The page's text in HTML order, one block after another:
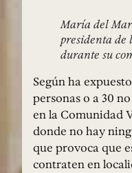
María del
presidenta de
durante su
Según ha
personas o a 30
en la Comunidad
donde no hay
que provoca que
contraten en